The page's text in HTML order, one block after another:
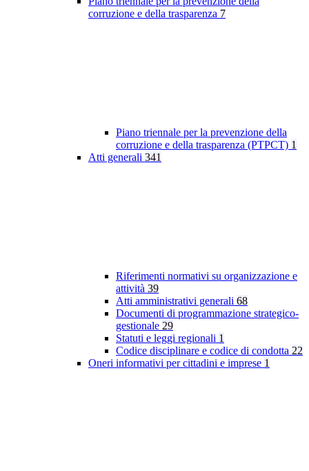
corruzione e della trasparenza 7
Piano triennale per la prevenzione della
corruzione e della trasparenza (PTPCT) 1
Atti generali 341
Riferimenti normativi su organizzazione e
attività 39
Atti amministrativi generali 68
Documenti di programmazione strategico-
gestionale 29
Statuti e leggi regionali 1
Codice disciplinare e codice di condotta 22
Oneri informativi per cittadini e imprese 1